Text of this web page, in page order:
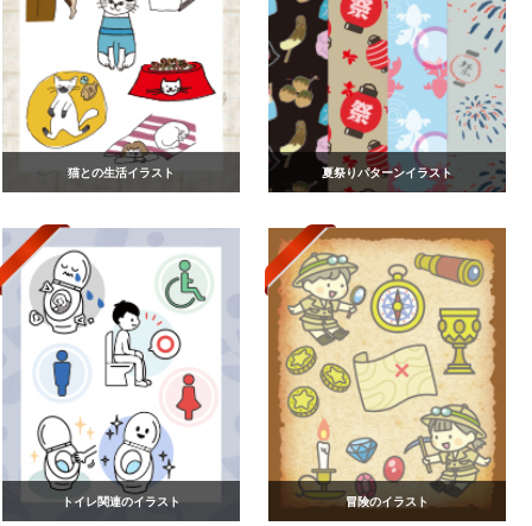
猫との生活イラスト 夏祭りパターンイラスト
トイレ関連のイラスト 冒険のイラスト